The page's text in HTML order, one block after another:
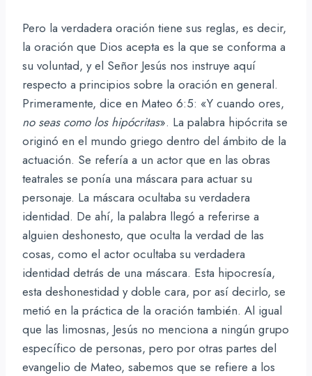
Pero la verdadera oración tiene sus reglas, es decir,
la oración que Dios acepta es la que se conforma a
su voluntad, y el Señor Jesús nos instruye aquí
respecto a principios sobre la oración en general.
Primeramente, dice en Mateo 6:5: «Y cuando ores,
no seas como los hipócritas». La palabra hipócrita se
originó en el mundo griego dentro del ámbito de la
actuación. Se refería a un actor que en las obras
teatrales se ponía una máscara para actuar su
personaje. La máscara ocultaba su verdadera
identidad. De ahí, la palabra llegó a referirse a
alguien deshonesto, que oculta la verdad de las
cosas, como el actor ocultaba su verdadera
identidad detrás de una máscara. Esta hipocresía,
esta deshonestidad y doble cara, por así decirlo, se
metió en la práctica de la oración también. Al igual
que las limosnas, Jesús no menciona a ningún grupo
específico de personas, pero por otras partes del
evangelio de Mateo, sabemos que se refiere a los